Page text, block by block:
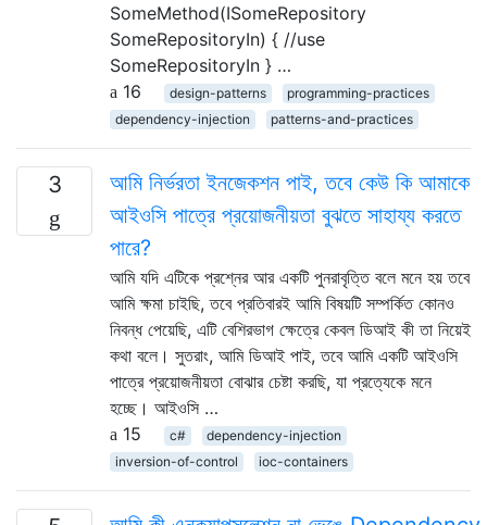
SomeMethod(ISomeRepository
SomeRepositoryIn) { //use
SomeRepositoryIn } …
16
design-patterns
programming-practices
dependency-injection
patterns-and-practices
3
আমি নির্ভরতা ইনজেকশন পাই, তবে কেউ কি আমাকে
আইওসি পাত্রে প্রয়োজনীয়তা বুঝতে সাহায্য করতে
পারে?
আমি যদি এটিকে প্রশ্নের আর একটি পুনরাবৃত্তি বলে মনে হয় তবে
আমি ক্ষমা চাইছি, তবে প্রতিবারই আমি বিষয়টি সম্পর্কিত কোনও
নিবন্ধ পেয়েছি, এটি বেশিরভাগ ক্ষেত্রে কেবল ডিআই কী তা নিয়েই
কথা বলে। সুতরাং, আমি ডিআই পাই, তবে আমি একটি আইওসি
পাত্রে প্রয়োজনীয়তা বোঝার চেষ্টা করছি, যা প্রত্যেকে মনে
হচ্ছে। আইওসি …
15
c#
dependency-injection
inversion-of-control
ioc-containers